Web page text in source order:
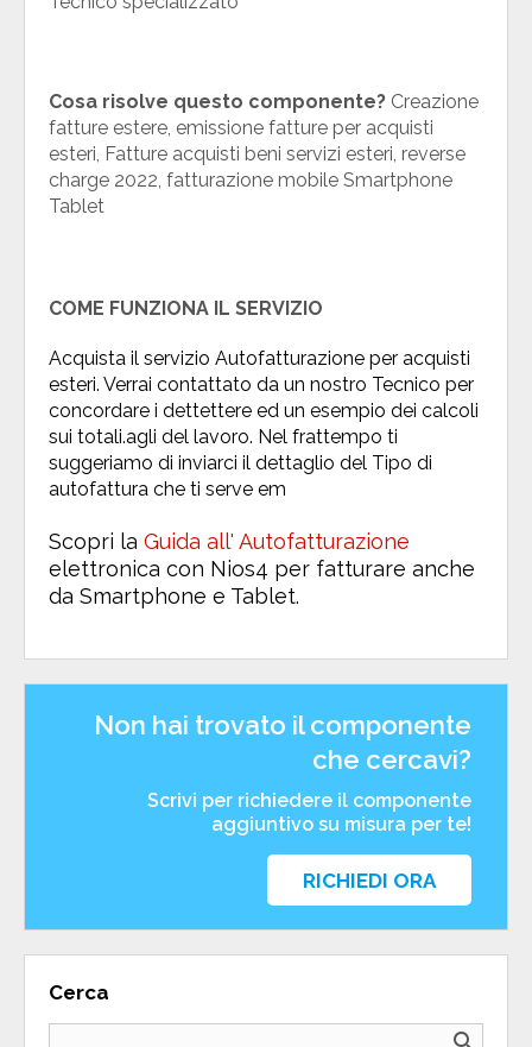
Cerca
Cosa risolve questo componente? Creazione
fatture estere, emissione fatture per acquisti
esteri, Fatture acquisti beni servizi esteri, reverse
charge 2022, fatturazione mobile Smartphone
Tablet
COME FUNZIONA IL SERVIZIO
Acquista il servizio Autofatturazione per acquisti
esteri. Verrai contattato da un nostro Tecnico per
concordare i dettettere ed un esempio dei calcoli
sui totali.agli del lavoro. Nel frattempo ti
suggeriamo di inviarci il dettaglio del Tipo di
autofattura che ti serve em
Scopri la Guida all' Autofatturazione
elettronica con Nios4 per fatturare anche
da Smartphone e Tablet.
Non hai trovato il componente
che cercavi?
Scrivi per richiedere il componente
aggiuntivo su misura per te!
RICHIEDI ORA